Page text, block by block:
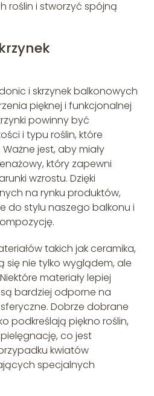
roślin i stworzyć spójną
i skrzynek balkonowych
pięknej i funkcjonalnej
powinny być
i typu roślin, które
jest, aby miały
który zapewni
wzrostu. Dzięki
na rynku produktów,
do stylu naszego balkonu i
takich jak ceramika,
się nie tylko wyglądem, ale
materiały lepiej
bardziej odporne na
Dobrze dobrane
podkreślają piękno roślin,
co jest
kwiatów
specjalnych